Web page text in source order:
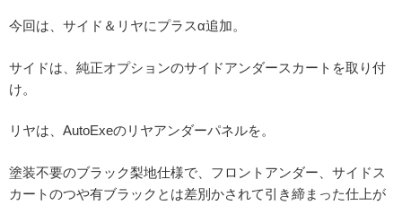
今回は、サイド＆リヤにプラスα追加。
サイドは、純正オプションのサイドアンダースカートを取り付
け。
リヤは、AutoExeのリヤアンダーパネルを。
塗装不要のブラック梨地仕様で、フロントアンダー、サイドス
カートのつや有ブラックとは差別かされて引き締まった仕上が